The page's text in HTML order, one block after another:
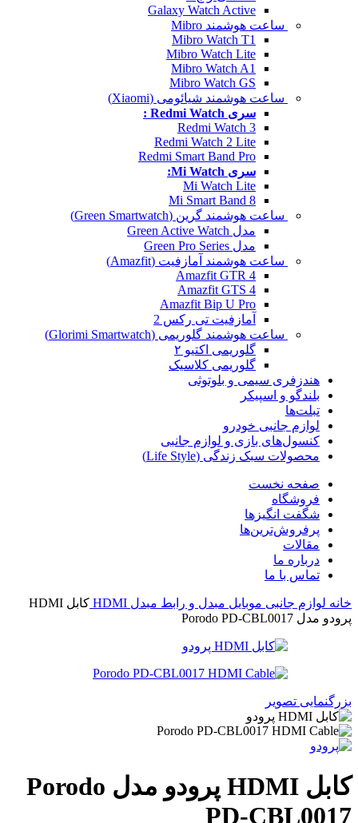
Galaxy Watch Active
ساعت هوشمند Mibro
Mibro Watch T1
Mibro Watch Lite
Mibro Watch A1
Mibro Watch GS
ساعت هوشمند شیائومی (Xiaomi)
سری Redmi Watch :
Redmi Watch 3
Redmi Watch 2 Lite
Redmi Smart Band Pro
سری Mi Watch:
Mi Watch Lite
Mi Smart Band 8
ساعت هوشمند گرین (Green Smartwatch)
مدل Green Active Watch
مدل Green Pro Series
ساعت هوشمند آمازفیت (Amazfit)
Amazfit GTR 4
Amazfit GTS 4
Amazfit Bip U Pro
آمازفیت تی رکس 2
ساعت هوشمند گلوریمی (Glorimi Smartwatch)
گلوریمی اکتیو ۲
گلوریمی کلاسیک
هندزفری سیمی و بلوتوثی
بلندگو و اسپیکر
تبلت‌ها
لوازم جانبی خودرو
کنسول‌های بازی و لوازم جانبی
محصولات سبک زندگی (Life Style)
صفحه نخست
فروشگاه
شگفت انگیزها
پرفروش‌ترین‌ها
مقالات
درباره ما
تماس با ما
خانه لوازم جانبی موبایل مبدل و رابط مبدل HDMI
کابل HDMI
پرودو مدل Porodo PD-CBL0017
بزرگنمایی تصویر
کابل HDMI پرودو مدل Porodo
PD-CBL0017